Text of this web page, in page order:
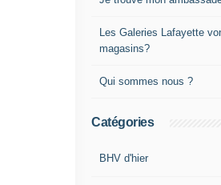
Les Galeries Lafayette
magasins?
Qui sommes nous ?
Catégories
BHV d'hier